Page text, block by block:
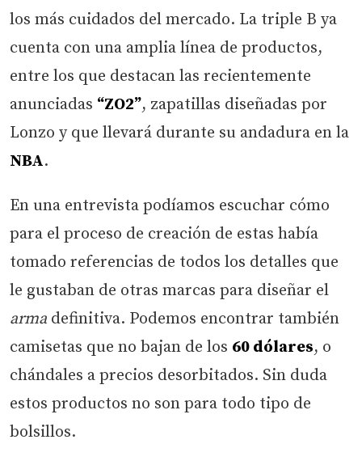
los más cuidados del mercado. La triple B ya
cuenta con una amplia línea de productos,
entre los que destacan las recientemente
anunciadas “ZO2”, zapatillas diseñadas por
Lonzo y que llevará durante su andadura en la
NBA.
En una entrevista podíamos escuchar cómo
para el proceso de creación de estas había
tomado referencias de todos los detalles que
le gustaban de otras marcas para diseñar el
arma definitiva. Podemos encontrar también
camisetas que no bajan de los 60 dólares, o
chándales a precios desorbitados. Sin duda
estos productos no son para todo tipo de
bolsillos.